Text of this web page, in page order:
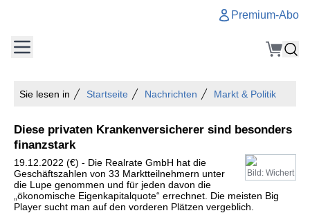
Premium-Abo
Sie lesen in Startseite Nachrichten Markt & Politik
Diese privaten Krankenversicherer sind besonders
finanzstark
Bild: Wichert
19.12.2022 (€) - Die Realrate GmbH hat die
Geschäftszahlen von 33 Marktteilnehmern unter
die Lupe genommen und für jeden davon die
„ökonomische Eigenkapitalquote“ errechnet. Die meisten Big
Player sucht man auf den vorderen Plätzen vergeblich.